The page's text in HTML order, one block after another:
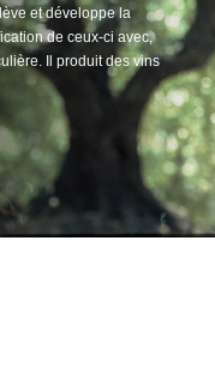
et développe la
de ceux-ci avec,
Il produit des vins